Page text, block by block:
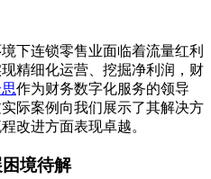
下连锁零售业面临着流量红利
精细化运营、挖掘净利润，财
作为财务数字化服务的领导
际案例向我们展示了其解决方
改进方面表现卓越。
境待解